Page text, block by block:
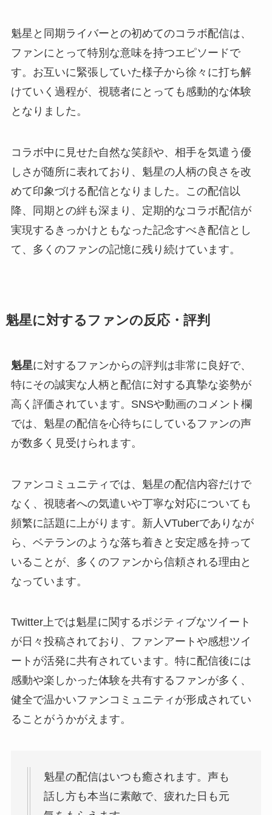
魁星と同期ライバーとの初めてのコラボ配信は、
ファンにとって特別な意味を持つエピソードで
す。お互いに緊張していた様子から徐々に打ち解
けていく過程が、視聴者にとっても感動的な体験
となりました。
コラボ中に見せた自然な笑顔や、相手を気遣う優
しさが随所に表れており、魁星の人柄の良さを改
めて印象づける配信となりました。この配信以
降、同期との絆も深まり、定期的なコラボ配信が
実現するきっかけともなった記念すべき配信とし
て、多くのファンの記憶に残り続けています。
魁星に対するファンの反応・評判
魁星に対するファンからの評判は非常に良好で、
特にその誠実な人柄と配信に対する真摯な姿勢が
高く評価されています。SNSや動画のコメント欄
では、魁星の配信を心待ちにしているファンの声
が数多く見受けられます。
ファンコミュニティでは、魁星の配信内容だけで
なく、視聴者への気遣いや丁寧な対応についても
頻繁に話題に上がります。新人VTuberでありなが
ら、ベテランのような落ち着きと安定感を持って
いることが、多くのファンから信頼される理由と
なっています。
Twitter上では魁星に関するポジティブなツイート
が日々投稿されており、ファンアートや感想ツイ
ートが活発に共有されています。特に配信後には
感動や楽しかった体験を共有するファンが多く、
健全で温かいファンコミュニティが形成されてい
ることがうかがえます。
魁星の配信はいつも癒されます。声も
話し方も本当に素敵で、疲れた日も元